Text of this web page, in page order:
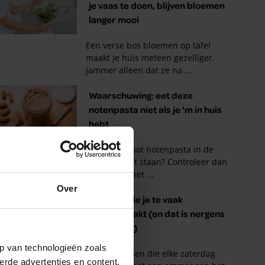
Over
van technologieën zoals
advertenties en content,